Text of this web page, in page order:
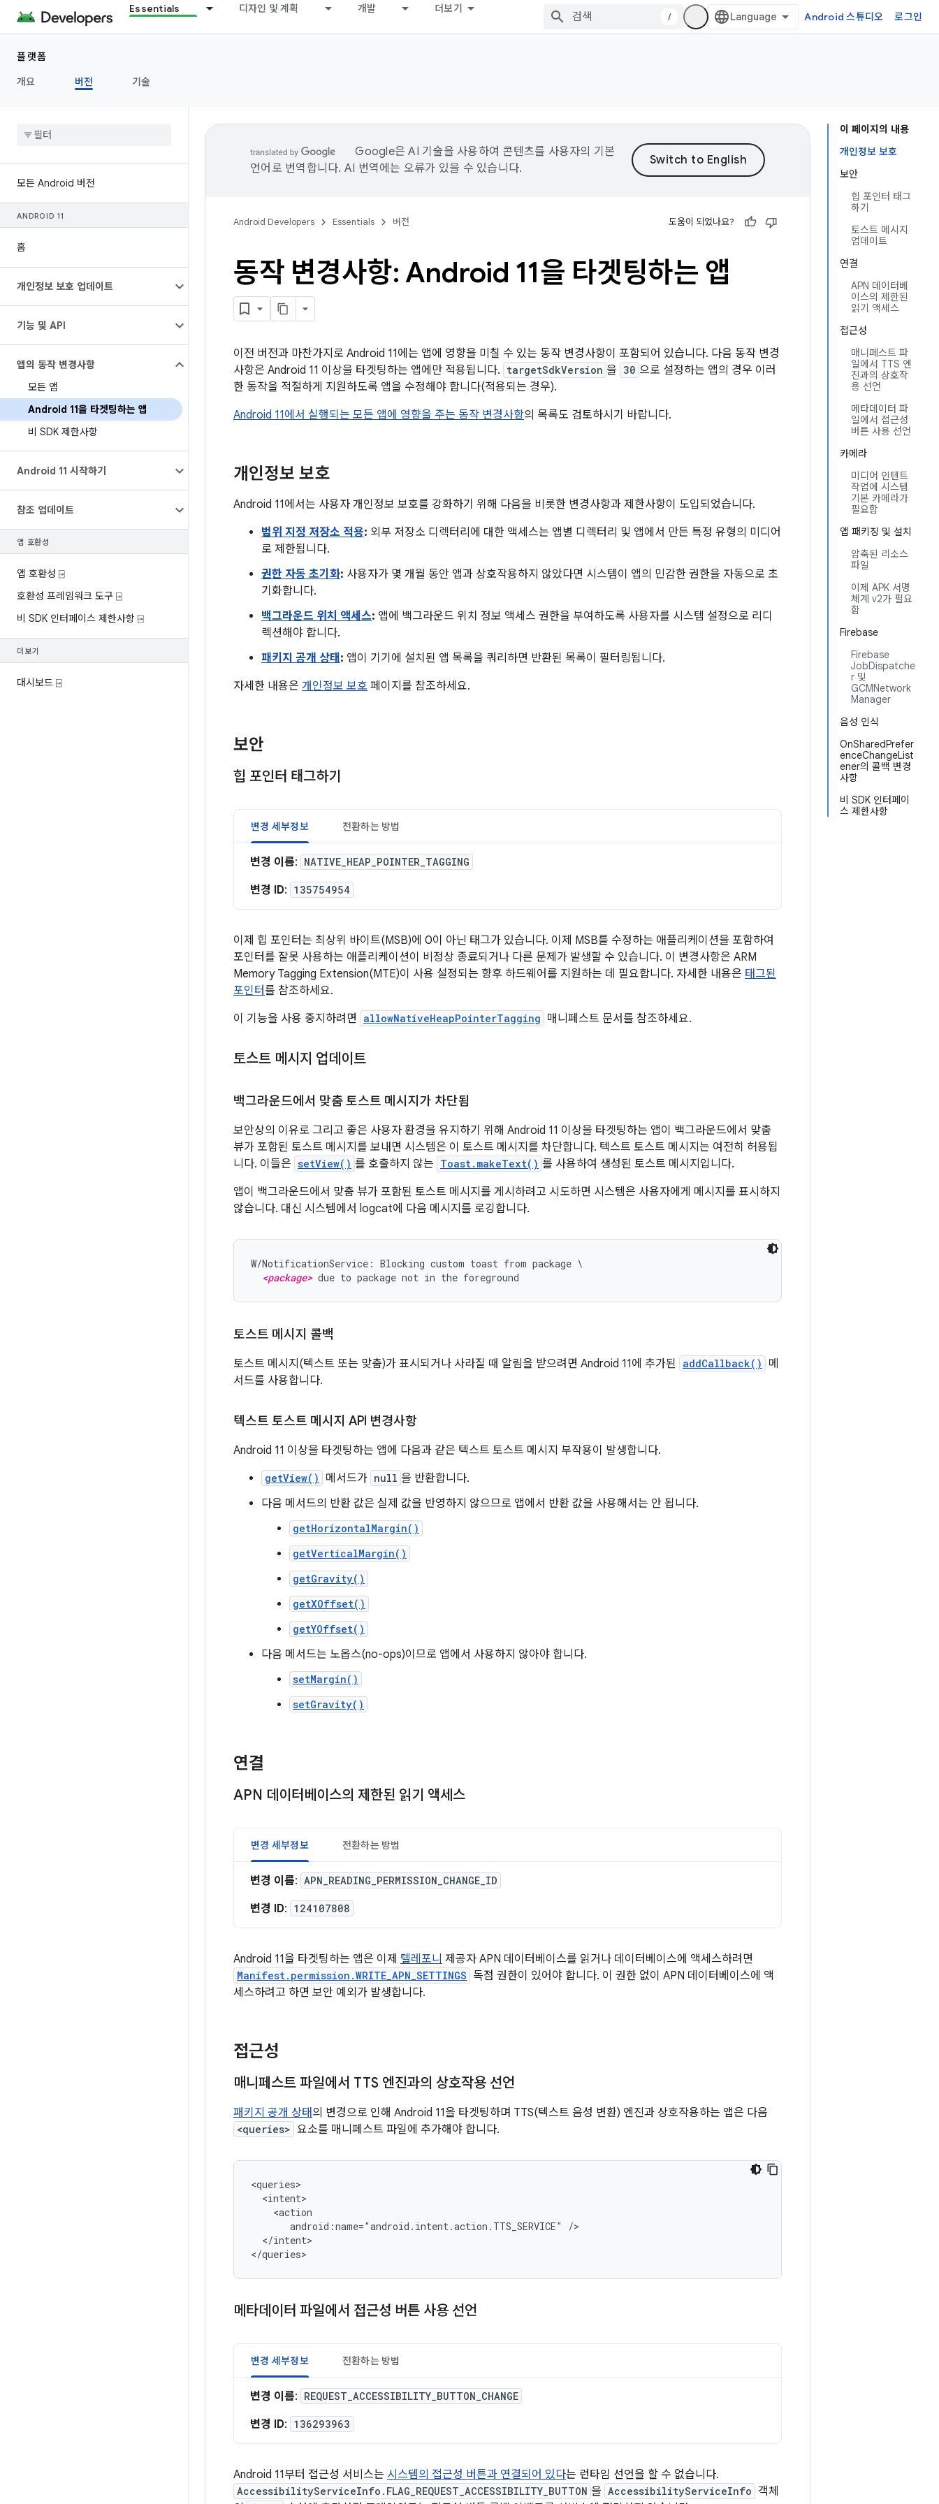
Essentials 디자인 및 계획 개발 더보기
/ Android 스튜디오 로그인
플랫폼
개요
버전 기술
모든 Android 버전
ANDROID 11
홈
개인정보 보호 업데이트
기능 및 API
앱의 동작 변경사항
모든 앱
Android 11을 타겟팅하는 앱
비 SDK 제한사항
Android 11 시작하기
참조 업데이트
앱 호환성
앱 호환성 ⍈
호환성 프레임워크 도구 ⍈
비 SDK 인터페이스 제한사항 ⍈
더보기
대시보드 ⍈
이 페이지의 내용
개인정보 보호
보안
힙 포인터 태그
하기
토스트 메시지
업데이트
연결
APN 데이터베
이스의 제한된
읽기 액세스
접근성
매니페스트 파
일에서 TTS 엔
진과의 상호작
용 선언
메타데이터 파
일에서 접근성
버튼 사용 선언
카메라
미디어 인텐트
작업에 시스템
기본 카메라가
필요함
앱 패키징 및 설치
압축된 리소스
파일
이제 APK 서명
체계 v2가 필요
함
Firebase
Firebase
JobDispatche
r 및
GCMNetwork
Manager
음성 인식
OnSharedPrefer
enceChangeList
ener의 콜백 변경
사항
비 SDK 인터페이
스 제한사항
Google은 AI 기술을 사용하여 콘텐츠를 사용자의 기본
언어로 번역합니다. AI 번역에는 오류가 있을 수 있습니다.
Android Developers Essentials 버전 도움이 되었나요?
동작 변경사항: Android 11을 타겟팅하는 앱
이전 버전과 마찬가지로 Android 11에는 앱에 영향을 미칠 수 있는 동작 변경사항이 포함되어 있습니다. 다음 동작 변경
사항은 Android 11 이상을 타겟팅하는 앱에만 적용됩니다. targetSdkVersion 을 30 으로 설정하는 앱의 경우 이러
한 동작을 적절하게 지원하도록 앱을 수정해야 합니다(적용되는 경우).
Android 11에서 실행되는 모든 앱에 영향을 주는 동작 변경사항의 목록도 검토하시기 바랍니다.
개인정보 보호
Android 11에서는 사용자 개인정보 보호를 강화하기 위해 다음을 비롯한 변경사항과 제한사항이 도입되었습니다.
범위 지정 저장소 적용: 외부 저장소 디렉터리에 대한 액세스는 앱별 디렉터리 및 앱에서 만든 특정 유형의 미디어
로 제한됩니다.
권한 자동 초기화: 사용자가 몇 개월 동안 앱과 상호작용하지 않았다면 시스템이 앱의 민감한 권한을 자동으로 초
기화합니다.
백그라운드 위치 액세스: 앱에 백그라운드 위치 정보 액세스 권한을 부여하도록 사용자를 시스템 설정으로 리디
렉션해야 합니다.
패키지 공개 상태 : 앱이 기기에 설치된 앱 목록을 쿼리하면 반환된 목록이 필터링됩니다.
자세한 내용은 개인정보 보호 페이지를 참조하세요.
보안
힙 포인터 태그하기
변경 세부정보 전환하는 방법
변경 이름: NATIVE_HEAP_POINTER_TAGGING
변경 ID: 135754954
이제 힙 포인터는 최상위 바이트(MSB)에 0이 아닌 태그가 있습니다. 이제 MSB를 수정하는 애플리케이션을 포함하여
포인터를 잘못 사용하는 애플리케이션이 비정상 종료되거나 다른 문제가 발생할 수 있습니다. 이 변경사항은 ARM
Memory Tagging Extension(MTE)이 사용 설정되는 향후 하드웨어를 지원하는 데 필요합니다. 자세한 내용은 태그된
포인터를 참조하세요.
이 기능을 사용 중지하려면
allowNativeHeapPointerTagging 매니페스트 문서를 참조하세요.
토스트 메시지 업데이트
백그라운드에서 맞춤 토스트 메시지가 차단됨
보안상의 이유로 그리고 좋은 사용자 환경을 유지하기 위해 Android 11 이상을 타겟팅하는 앱이 백그라운드에서 맞춤
뷰가 포함된 토스트 메시지를 보내면 시스템은 이 토스트 메시지를 차단합니다. 텍스트 토스트 메시지는 여전히 허용됩
니다. 이들은 setView() 를 호출하지 않는 Toast.makeText() 를 사용하여 생성된 토스트 메시지입니다.
앱이 백그라운드에서 맞춤 뷰가 포함된 토스트 메시지를 게시하려고 시도하면 시스템은 사용자에게 메시지를 표시하지
않습니다. 대신 시스템에서 logcat에 다음 메시지를 로깅합니다.
W/NotificationService: Blocking custom toast from package \
<package> due to package not in the foreground
토스트 메시지 콜백
토스트 메시지(텍스트 또는 맞춤)가 표시되거나 사라질 때 알림을 받으려면 Android 11에 추가된 addCallback()
메
서드를 사용합니다.
텍스트 토스트 메시지 API 변경사항
Android 11 이상을 타겟팅하는 앱에 다음과 같은 텍스트 토스트 메시지 부작용이 발생합니다.
getView() 메서드가 null 을 반환합니다.
다음 메서드의 반환 값은 실제 값을 반영하지 않으므로 앱에서 반환 값을 사용해서는 안 됩니다.
getHorizontalMargin()
getVerticalMargin()
getGravity()
getXOffset()
getYOffset()
다음 메서드는 노옵스(no-ops)이므로 앱에서 사용하지 않아야 합니다.
setMargin()
setGravity()
연결
APN 데이터베이스의 제한된 읽기 액세스
변경 세부정보 전환하는 방법
변경 이름: APN_READING_PERMISSION_CHANGE_ID
변경 ID: 124107808
Android 11을 타겟팅하는 앱은 이제 텔레포니 제공자 APN 데이터베이스를 읽거나 데이터베이스에 액세스하려면
Manifest.permission.WRITE_APN_SETTINGS 독점 권한이 있어야 합니다. 이 권한 없이 APN 데이터베이스에 액
세스하려고 하면 보안 예외가 발생합니다.
접근성
매니페스트 파일에서 TTS 엔진과의 상호작용 선언
패키지 공개 상태 의 변경으로 인해 Android 11을 타겟팅하며 TTS(텍스트 음성 변환) 엔진과 상호작용하는 앱은 다음
<queries> 요소를 매니페스트 파일에 추가해야 합니다.
android:name="android.intent.action.TTS_SERVICE"
</intent>
</queries>
메타데이터 파일에서 접근성 버튼 사용 선언
변경 세부정보 전환하는 방법
변경 이름: REQUEST_ACCESSIBILITY_BUTTON_CHANGE
변경 ID: 136293963
Android 11부터 접근성 서비스는 시스템의 접근성 버튼과 연결되어 있다는 런타임 선언을 할 수 없습니다.
AccessibilityServiceInfo.FLAG_REQUEST_ACCESSIBILITY_BUTTON 을 AccessibilityServiceInfo 객체